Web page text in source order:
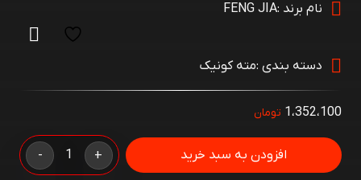
نام برند :FENG JIA
دسته بندی :مته کونیک
مته
ته
+
- افزودن به سبد خرید
1،352،100 تومان